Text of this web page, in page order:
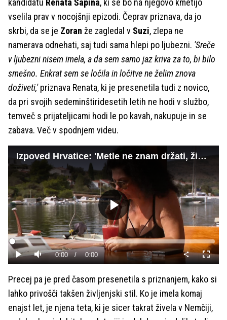
kandidatu Renata Šapina, ki se bo na njegovo kmetijo
vselila prav v nocojšnji epizodi. Čeprav priznava, da jo
skrbi, da se je Zoran že zagledal v Suzi, zlepa ne
namerava odnehati, saj tudi sama hlepi po ljubezni. 'Sreče
v ljubezni nisem imela, a da sem samo jaz kriva za to, bi bilo
smešno. Enkrat sem se ločila in ločitve ne želim znova
doživeti,'priznava Renata, ki je presenetila tudi z novico,
da pri svojih sedeminštiridesetih letih ne hodi v službo,
temveč s prijateljicami hodi le po kavah, nakupuje in se
zabava. Več v spodnjem videu.
Izpoved Hrvatice: 'Metle ne znam držati, živim, kot bi imela 20 let'
Predvajaj
Predvajaj
Tiho Current
Time
0:00 / Duration
0:00
Loaded:
0%
način
Precej pa je pred časom presenetila s priznanjem, kako si
lahko privošči takšen življenjski stil. Ko je imela komaj
enajst let, je njena teta, ki je sicer takrat živela v Nemčiji,